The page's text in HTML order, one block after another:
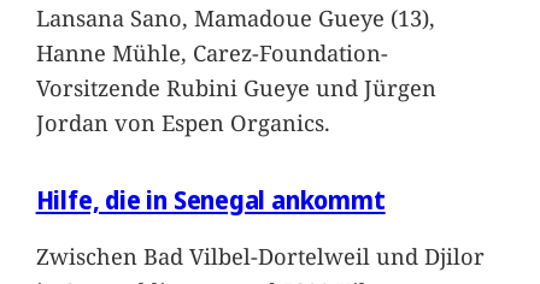
Lansana Sano, Mamadoue Gueye (13),
Hanne Mühle, Carez-Foundation-
Vorsitzende Rubini Gueye und Jürgen
Jordan von Espen Organics.
Hilfe, die in Senegal ankommt
Zwischen Bad Vilbel-Dortelweil und Djilor